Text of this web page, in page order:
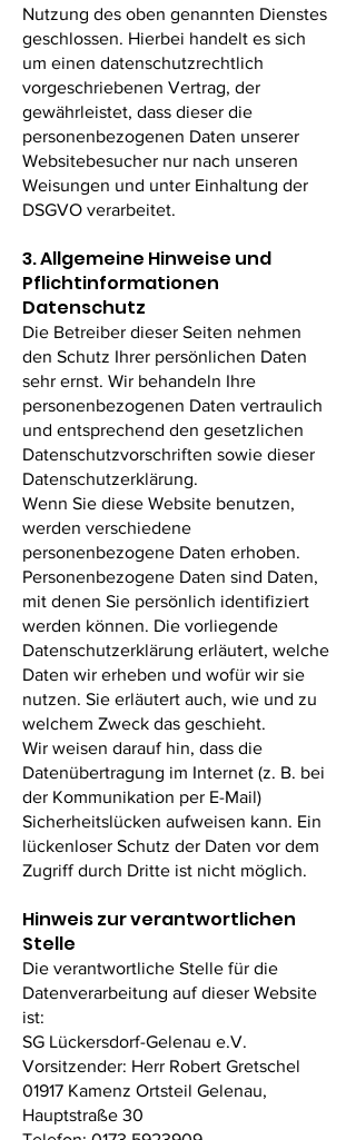
Nutzung des oben genannten Dienstes
geschlossen. Hierbei handelt es sich
um einen datenschutzrechtlich
vorgeschriebenen Vertrag, der
gewährleistet, dass dieser die
personenbezogenen Daten unserer
Websitebesucher nur nach unseren
Weisungen und unter Einhaltung der
DSGVO verarbeitet.
3. Allgemeine Hinweise und
Pflicht­informationen
Datenschutz
Die Betreiber dieser Seiten nehmen
den Schutz Ihrer persönlichen Daten
sehr ernst. Wir behandeln Ihre
personenbezogenen Daten vertraulich
und entsprechend den gesetzlichen
Datenschutzvorschriften sowie dieser
Datenschutzerklärung.
Wenn Sie diese Website benutzen,
werden verschiedene
personenbezogene Daten erhoben.
Personenbezogene Daten sind Daten,
mit denen Sie persönlich identifiziert
werden können. Die vorliegende
Datenschutzerklärung erläutert, welche
Daten wir erheben und wofür wir sie
nutzen. Sie erläutert auch, wie und zu
welchem Zweck das geschieht.
Wir weisen darauf hin, dass die
Datenübertragung im Internet (z. B. bei
der Kommunikation per E-Mail)
Sicherheitslücken aufweisen kann. Ein
lückenloser Schutz der Daten vor dem
Zugriff durch Dritte ist nicht möglich.
Hinweis zur verantwortlichen
Stelle
Die verantwortliche Stelle für die
Datenverarbeitung auf dieser Website
ist:
SG Lückersdorf-Gelenau e.V.
Vorsitzender: Herr Robert Gretschel
01917 Kamenz Ortsteil Gelenau,
Hauptstraße 30